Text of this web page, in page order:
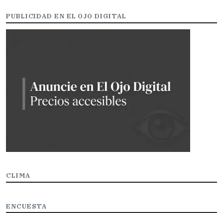
PUBLICIDAD EN EL OJO DIGITAL
CLIMA
ENCUESTA